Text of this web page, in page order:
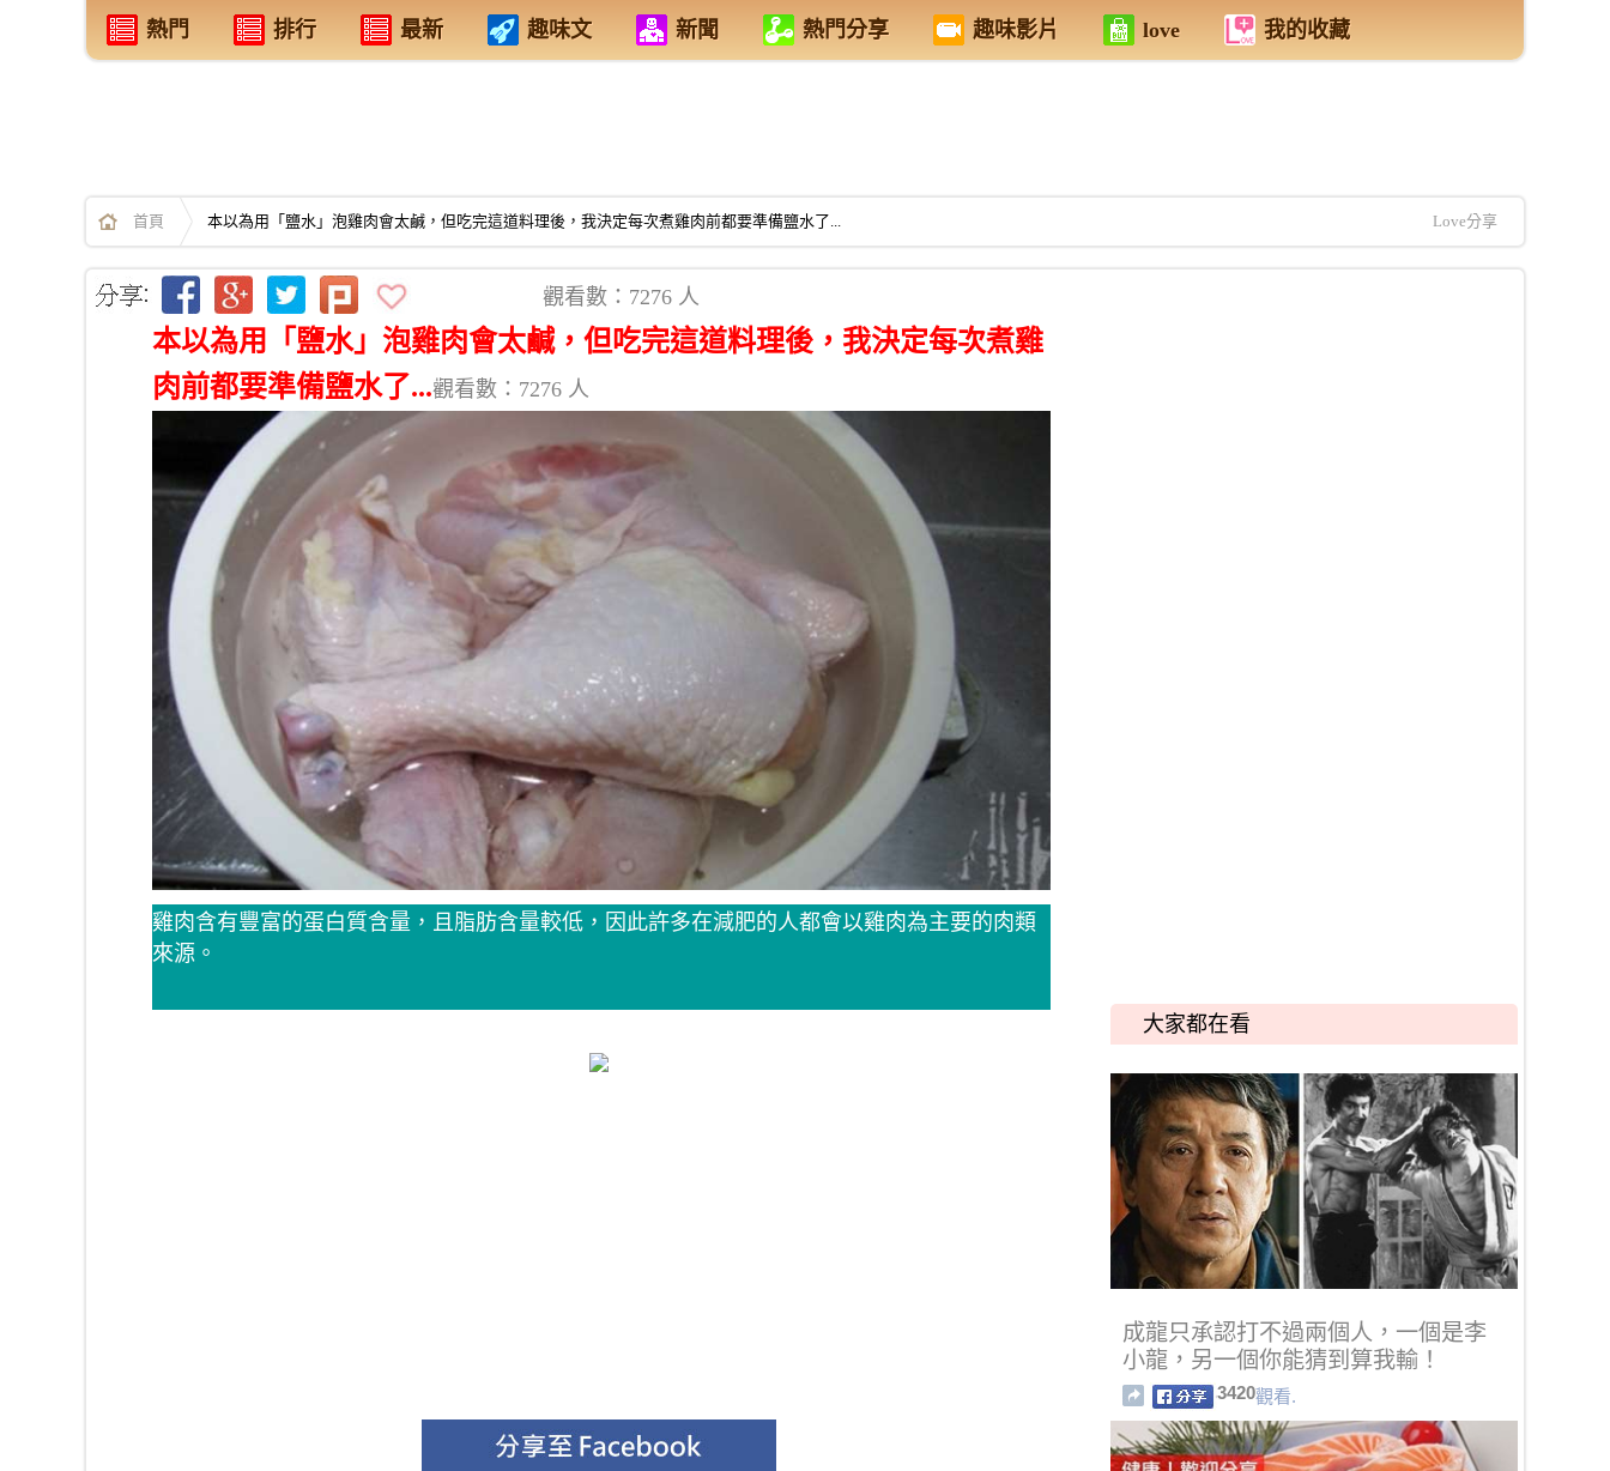
熱門 排行 最新 趣味文 新聞 熱門分享 趣味影片 love 我的收藏
首頁 本以為用「鹽水」泡雞肉會太鹹，但吃完這道料理後，我決定每次煮雞肉前都要準備鹽水了... Love分享
觀看數：7276 人
本以為用「鹽水」泡雞肉會太鹹，但吃完這道料理後，我決定每次煮雞
肉前都要準備鹽水了...觀看數：7276 人
雞肉含有豐富的蛋白質含量，且脂肪含量較低，因此許多在減肥的人都會以雞肉為主要的肉類
來源。
大家都在看
成龍只承認打不過兩個人，一個是李
小龍，另一個你能猜到算我輸！
3420觀看.